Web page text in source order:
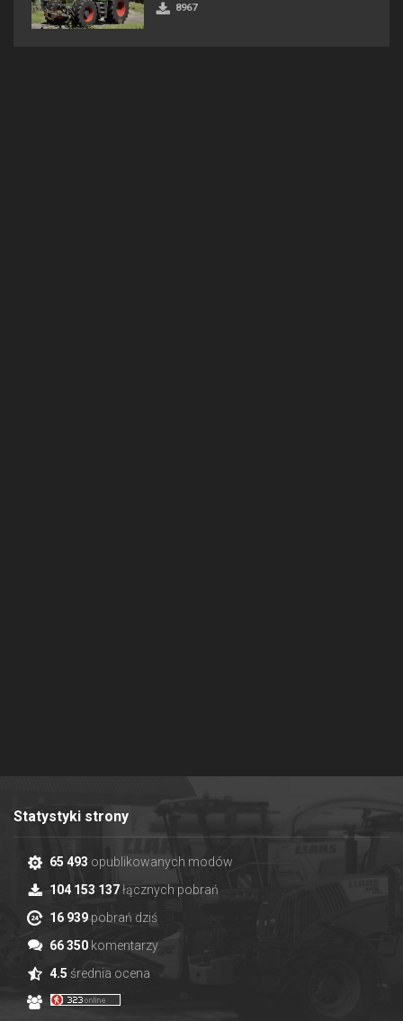
8967
Statystyki strony
65 493 opublikowanych modów
104 153 137łącznych pobrań
16 939pobrań dziś
66 350 komentarzy
4.5 średnia ocena